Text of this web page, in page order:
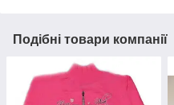
Подібні товари компанії